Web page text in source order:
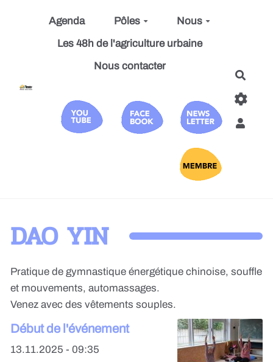
Aller au contenu principal
Agenda Pôles
Nous
Les 48h de l'agriculture urbaine
Nous contacter
DAO YIN
Pratique de gymnastique énergétique chinoise, souffle
et mouvements, automassages.
Venez avec des vêtements souples.
Début de l'événement
13.11.2025 - 09:35